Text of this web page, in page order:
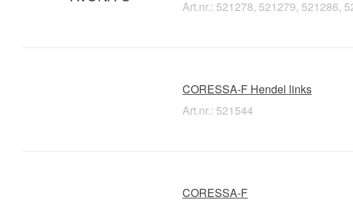
Art.nr.: 521278, 521279, 521286,
CORESSA-F Hendel links
Art.nr.: 521544
CORESSA-F